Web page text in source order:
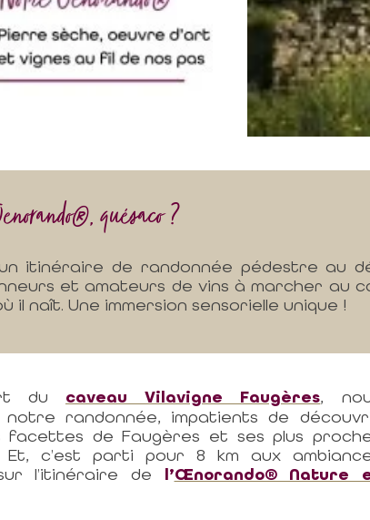
quésaco ?
itinéraire de randonnée pédestre au
et amateurs de vins à marcher au
il naît. Une immersion sensorielle unique !
du caveau Vilavigne Faugères,
notre randonnée, impatients de
facettes de Faugères et ses plus
Et, c’est parti pour 8 km aux
l’itinéraire de l’Œnorando® Nature